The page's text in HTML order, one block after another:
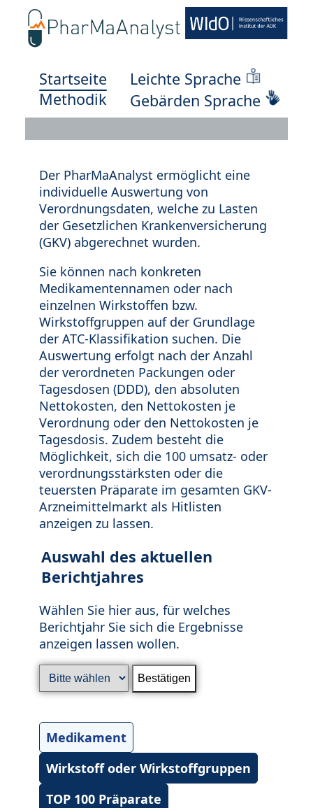
Startseite
Methodik
Leichte Sprache
Gebärden Sprache
Der PharMaAnalyst ermöglicht eine
individuelle Auswertung von
Verordnungsdaten, welche zu Lasten
der Gesetzlichen Krankenversicherung
(GKV) abgerechnet wurden.
Sie können nach konkreten
Medikamentennamen oder nach
einzelnen Wirkstoffen bzw.
Wirkstoffgruppen auf der Grundlage
der ATC-Klassifikation suchen. Die
Auswertung erfolgt nach der Anzahl
der verordneten Packungen oder
Tagesdosen (DDD), den absoluten
Nettokosten, den Nettokosten je
Verordnung oder den Nettokosten je
Tagesdosis. Zudem besteht die
Möglichkeit, sich die 100 umsatz- oder
verordnungsstärksten oder die
teuersten Präparate im gesamten GKV-
Arzneimittelmarkt als Hitlisten
anzeigen zu lassen.
Auswahl des aktuellen
Berichtjahres
Wählen Sie hier aus, für welches
Berichtjahr Sie sich die Ergebnisse
anzeigen lassen wollen.
Medikament
Wirkstoff oder Wirkstoffgruppen
TOP 100 Präparate